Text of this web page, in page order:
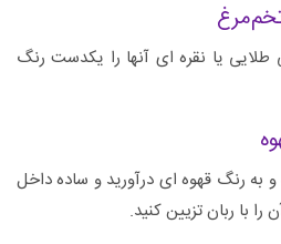
طلایی یا نقره ای آنها را یکدست رنگ
به رنگ قهوه ای درآورید و ساده داخل
با ربان تزیین کنید.